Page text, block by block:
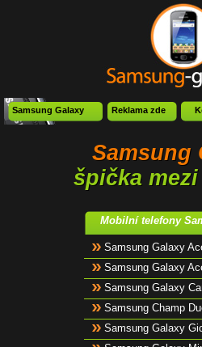
Samsung Galaxy Reklama zde
Samsung
špička
Mobilní telefony
Samsung Galaxy
Samsung Galaxy
Samsung Galaxy
Samsung Champ
Samsung Galaxy